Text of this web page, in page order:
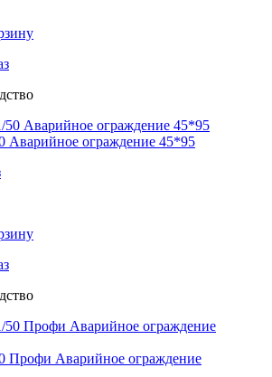
Аварийное ограждение 45*95
Профи Аварийное ограждение